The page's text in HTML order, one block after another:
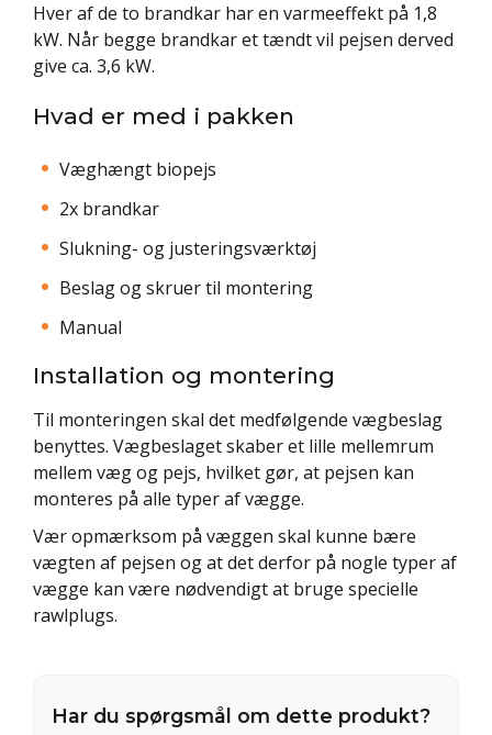
Hver af de to brandkar har en varmeeffekt på 1,8
kW. Når begge brandkar et tændt vil pejsen derved
give ca. 3,6 kW.
Hvad er med i pakken
Væghængt biopejs
2x brandkar
Slukning- og justeringsværktøj
Beslag og skruer til montering
Manual
Installation og montering
Til monteringen skal det medfølgende vægbeslag
benyttes. Vægbeslaget skaber et lille mellemrum
mellem væg og pejs, hvilket gør, at pejsen kan
monteres på alle typer af vægge.
Vær opmærksom på væggen skal kunne bære
vægten af pejsen og at det derfor på nogle typer af
vægge kan være nødvendigt at bruge specielle
rawlplugs.
Har du spørgsmål om dette produkt?